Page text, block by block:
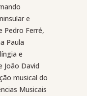
e
Pedro Ferré,
Paula
e
João David
musical do
Musicais